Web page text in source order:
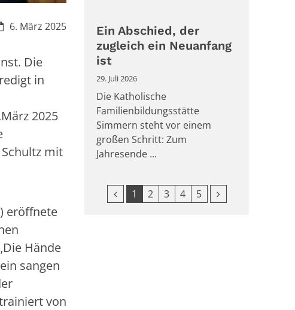
6. März 2025
Die
in
2025
mit
eröffnete
Hände
sangen
von
Ein Abschied, der
zugleich ein Neuanfang
ist
29. Juli 2026
Die Katholische
Familienbildungsstätte
Simmern steht vor einem
großen Schritt: Zum
Jahresende ...
Vorherige Seite
1 2 3 4 5 Nächste Seite